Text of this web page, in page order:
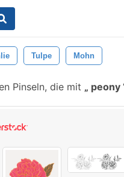
Tulpe Mohn
Pinseln, die mit peony